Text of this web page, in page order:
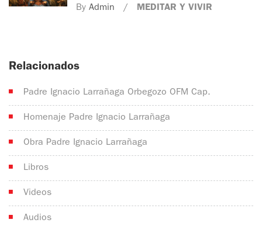
By Admin MEDITAR Y VIVIR
Relacionados
Padre Ignacio Larrañaga Orbegozo OFM Cap.
Homenaje Padre Ignacio Larrañaga
Obra Padre Ignacio Larrañaga
Libros
Videos
Audios